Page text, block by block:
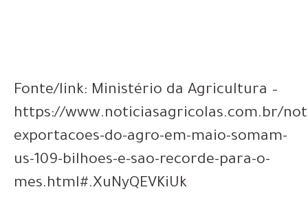
Fonte/link: Ministério da Agricultura –
https://www.noticiasagricolas.com.br/
exportacoes-do-agro-em-maio-somam-
us-109-bilhoes-e-sao-recorde-para-o-
mes.html#.XuNyQEVKiUk